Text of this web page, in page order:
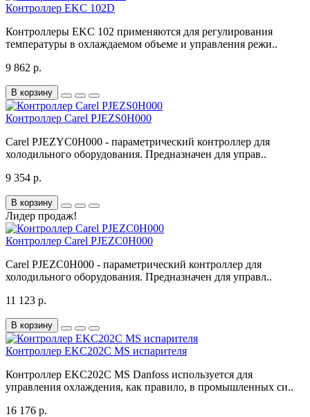
Контроллер EKC 102D
Контроллеры EKC 102 применяются для регулирования
температуры в охлаждаемом объеме и управления режи..
9 862 р.
В корзину
Контроллер Carel PJEZS0H000
Carel PJEZYC0H000 - параметрический контроллер для
холодильного оборудования. Предназначен для управ..
9 354 р.
В корзину
Лидер продаж!
Контроллер Carel PJEZC0H000
Carel PJEZC0H000 - параметрический контроллер для
холодильного оборудования. Предназначен для управл..
11 123 р.
В корзину
Контроллер EKC202C MS испарителя
Контроллер EKC202C MS Danfoss используется для
управления охлаждения, как правило, в промышленных си..
16 176 р.